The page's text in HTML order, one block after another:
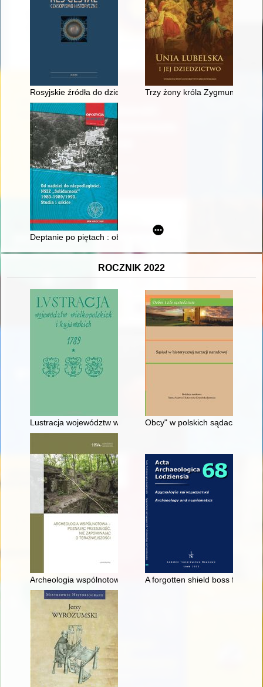
Rosyjskie źródła do dziejów polskiego ruchu
Trzy żony króla Zygmunta
Deptanie po piętach : obserwacja i podsłuchy jako środki
ROCZNIK 2022
Lustracja województw wielkopolskich i kujawskich 1789. Cz. 1,
Obcy" w polskich sądach w
Archeologia wspólnotowa w poznawaniu własnego
A forgotten shield boss from